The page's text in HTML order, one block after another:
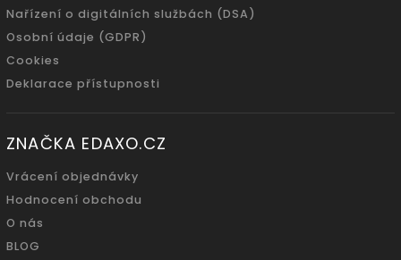
Nařízení o digitálních službách (DSA)
Osobní údaje (GDPR)
Cookies
Deklarace přístupnosti
ZNAČKA EDAXO.CZ
Vrácení objednávky
Hodnocení obchodu
O nás
BLOG